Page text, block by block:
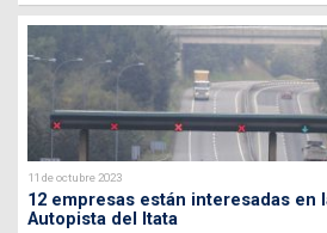
11 de octubre 2023
12 empresas están interesadas en
Autopista del Itata